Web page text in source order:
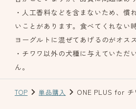
・人工香料などを含まないため、慣
いことがあります。食べてくれない
ヨーグルトに混ぜてあげるのがオス
・チワワ以外の犬種に与えていただ
ん。
TOP 単品購入 ONE PLUS for チ